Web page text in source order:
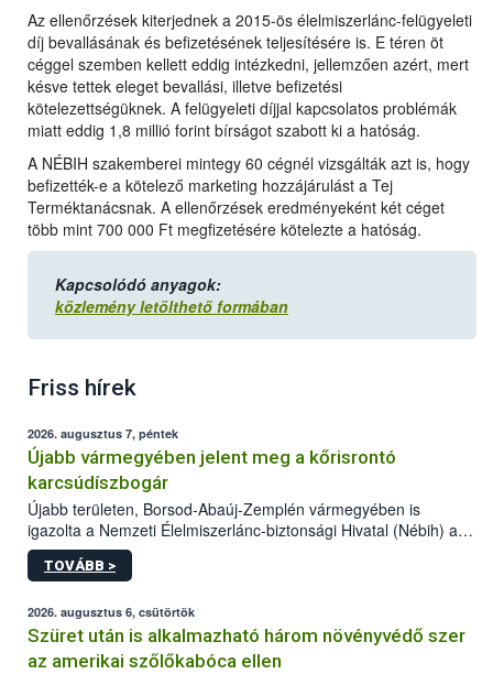
Az ellenőrzések kiterjednek a 2015-ös élelmiszerlánc-felügyeleti
díj bevallásának és befizetésének teljesítésére is. E téren öt
céggel szemben kellett eddig intézkedni, jellemzően azért, mert
késve tettek eleget bevallási, illetve befizetési
kötelezettségüknek. A felügyeleti díjjal kapcsolatos problémák
miatt eddig 1,8 millió forint bírságot szabott ki a hatóság.
A NÉBIH szakemberei mintegy 60 cégnél vizsgálták azt is, hogy
befizették-e a kötelező marketing hozzájárulást a Tej
Terméktanácsnak. A ellenőrzések eredményeként két céget
több mint 700 000 Ft megfizetésére kötelezte a hatóság.
Kapcsolódó anyagok:
közlemény letölthető formában
Friss hírek
2026. augusztus 7, péntek
Újabb vármegyében jelent meg a kőrisrontó
karcsúdíszbogár
Újabb területen, Borsod-Abaúj-Zemplén vármegyében is
igazolta a Nemzeti Élelmiszerlánc-biztonsági Hivatal (Nébih) a
kőrisrontó karcsúdíszbogár (Agrilus planipennis) jelenlétét. A
kártevőt nem csak színcsapdában találták meg, de már fertőzött
az intenzív felderítést, emellett az intézkedéseket a szlovák
hatósággal is összehangolják a terjedés megállítása érdekében.
TOVÁBB >
2026. augusztus 6, csütörtök
Szüret után is alkalmazható három növényvédő szer
az amerikai szőlőkabóca ellen